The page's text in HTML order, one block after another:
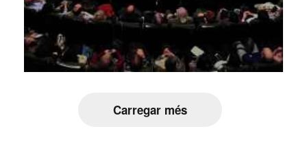
Carregar més